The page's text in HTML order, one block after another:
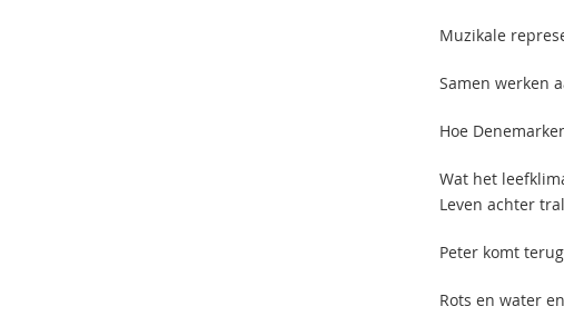
Muzikale
Samen werken
Hoe
Wat het
Leven achter
Peter komt
Rots en water